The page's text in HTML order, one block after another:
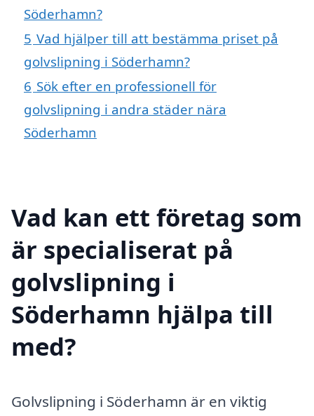
Söderhamn?
5 Vad hjälper till att bestämma priset på
golvslipning i Söderhamn?
6 Sök efter en professionell för
golvslipning i andra städer nära
Söderhamn
Vad kan ett företag som
är specialiserat på
golvslipning i
Söderhamn hjälpa till
med?
Golvslipning i Söderhamn är en viktig